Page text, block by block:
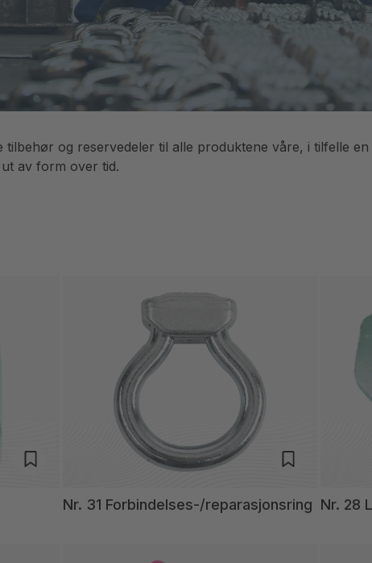
tilbehør og reservedeler til alle produktene våre, i tilfelle
av form over tid.
Nr. 31 Forbindelses-/reparasjonsring Nr. 28